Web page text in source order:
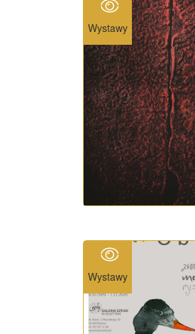
Wystawy
Wystawy